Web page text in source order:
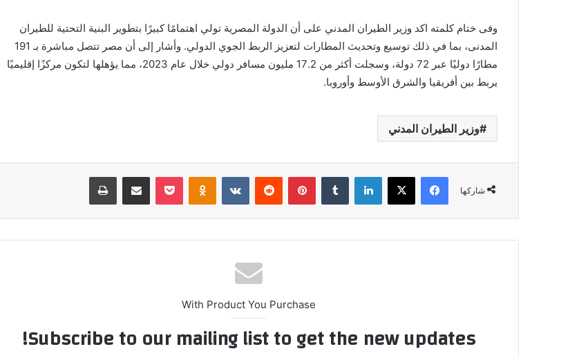
وفى ختام كلمته اكد وزير الطيران المدني على أن الدولة المصرية تولي اهتمامًا كبيرًا بتطوير البنية التحتية للطيران
المدنى، بما في ذلك توسيع وتحديث المطارات لتعزيز الربط الجوي الدولي. وأشار إلى أن مصر تتصل مباشرة بـ 191
مطارًا دوليًا عبر 72 دولة، وسجلت أكثر من 17.2 مليون مسافر دولي خلال عام 2023، مما يؤهلها لتكون مركزًا إقليميًا
يربط بين أفريقيا والشرق الأوسط وأوروبا.
وزير الطيران المدني
شاركها
فيسبوك X لينكدإن بينتيريست Odnoklassniki
بوكيت مشاركة عبر البريد طباعة
With Product You Purchase
Subscribe to our mailing list to get the new updates!